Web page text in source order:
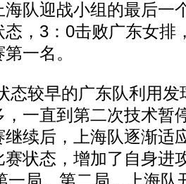
迎战小组的最后一
态，3：0击败广东女排
一名。
较早的广东队利用发
，一直到第二次技术暂
继续后，上海队逐渐适
状态，增加了自身进